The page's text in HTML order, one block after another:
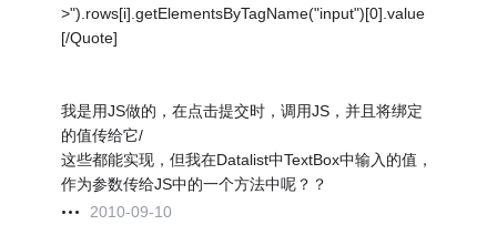
>").rows[i].getElementsByTagName("input")[0].value
[/Quote]
我是用JS做的，在点击提交时，调用JS，并且将绑定
的值传给它/
这些都能实现，但我在Datalist中TextBox中输入的值，
作为参数传给JS中的一个方法中呢？？
2010-09-10